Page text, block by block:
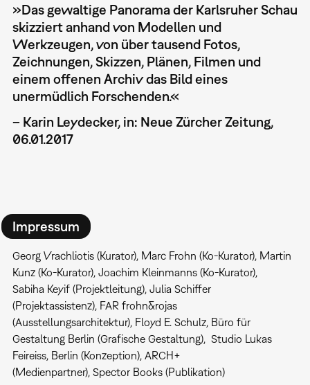
»Das gewaltige Panorama der Karlsruher Schau
skizziert anhand von Modellen und
Werkzeugen, von über tausend Fotos,
Zeichnungen, Skizzen, Plänen, Filmen und
einem offenen Archiv das Bild eines
unermüdlich Forschenden.«
– Karin Leydecker, in: Neue Zürcher Zeitung,
06.01.2017
Impressum
Georg Vrachliotis (Kurator), Marc Frohn (Ko-Kurator), Martin
Kunz (Ko-Kurator), Joachim Kleinmanns (Ko-Kurator),
Sabiha Keyif (Projektleitung), Julia Schiffer
(Projektassistenz), FAR frohn&rojas
(Ausstellungsarchitektur), Floyd E. Schulz, Büro für
Gestaltung Berlin (Grafische Gestaltung), Studio Lukas
Feireiss, Berlin (Konzeption), ARCH+
(Medienpartner), Spector Books (Publikation)